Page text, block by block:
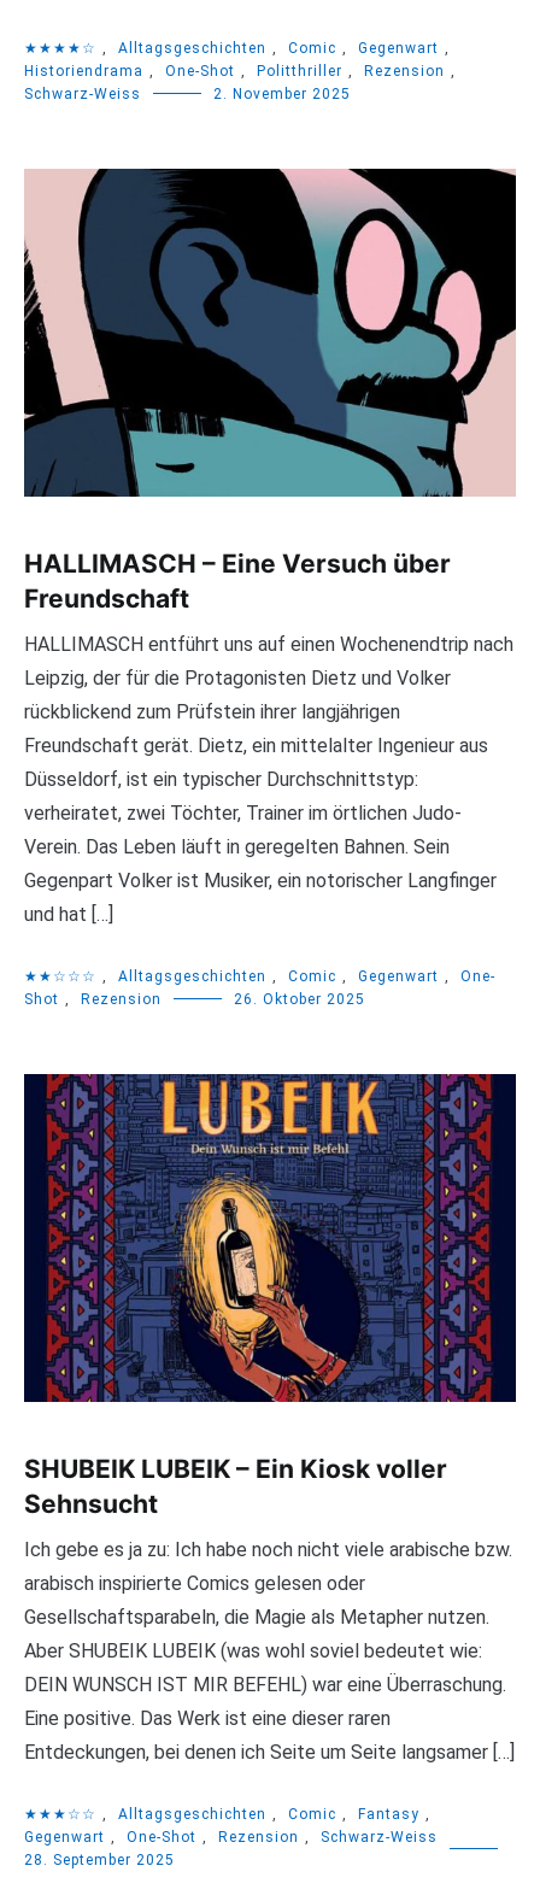
★★★★☆ , Alltagsgeschichten , Comic , Gegenwart ,
Historiendrama , One-Shot , Politthriller , Rezension ,
Schwarz-Weiss
2. November 2025
HALLIMASCH – Eine Versuch über
Freundschaft
HALLIMASCH entführt uns auf einen Wochenendtrip nach
Leipzig, der für die Protagonisten Dietz und Volker
rückblickend zum Prüfstein ihrer langjährigen
Freundschaft gerät. Dietz, ein mittelalter Ingenieur aus
Düsseldorf, ist ein typischer Durchschnittstyp:
verheiratet, zwei Töchter, Trainer im örtlichen Judo-
Verein. Das Leben läuft in geregelten Bahnen. Sein
Gegenpart Volker ist Musiker, ein notorischer Langfinger
und hat […]
★★☆☆☆ , Alltagsgeschichten , Comic , Gegenwart ,
One-
Shot , Rezension 26. Oktober 2025
SHUBEIK LUBEIK – Ein Kiosk voller
Sehnsucht
Ich gebe es ja zu: Ich habe noch nicht viele arabische bzw.
arabisch inspirierte Comics gelesen oder
Gesellschaftsparabeln, die Magie als Metapher nutzen.
Aber SHUBEIK LUBEIK (was wohl soviel bedeutet wie:
DEIN WUNSCH IST MIR BEFEHL) war eine Überraschung.
Eine positive. Das Werk ist eine dieser raren
Entdeckungen, bei denen ich Seite um Seite langsamer […]
★★★☆☆ , Alltagsgeschichten , Comic , Fantasy ,
Gegenwart , One-Shot , Rezension ,
Schwarz-Weiss
28. September 2025